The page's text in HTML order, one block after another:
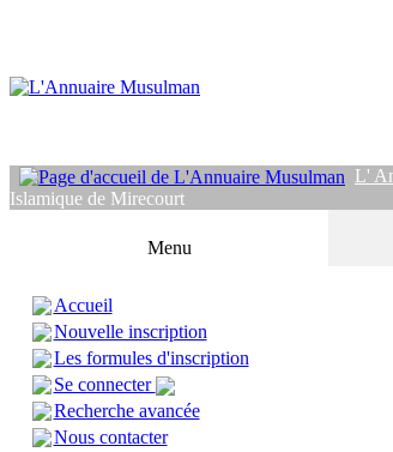
L'
Islamique de Mirecourt
Menu
Accueil
Nouvelle inscription
Les formules d'inscription
Se connecter
Recherche avancée
Nous contacter